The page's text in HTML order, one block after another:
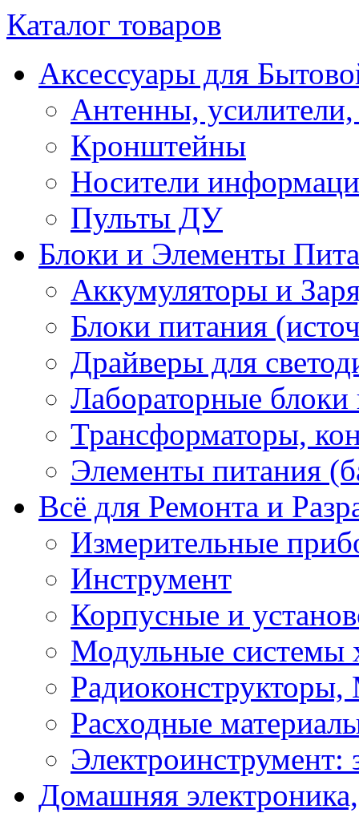
Каталог товаров
Аксессуары для
Антенны, усилители,
Кронштейны
Носители
Пульты ДУ
Блоки и Элементы
Аккумуляторы и
Блоки питания
Драйверы для
Лабораторные блоки
Трансформаторы,
Элементы питания
Всё для Ремонта и
Измерительные
Инструмент
Корпусные и
Модульные системы
Расходные
Электроинструмент:
Домашняя